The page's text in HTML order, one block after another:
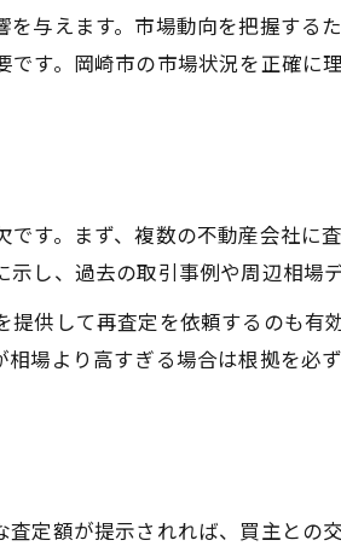
出根拠を具体的に理解する
ば納得する査定価格の全体像
与えます。市場動向を把握する
す。岡崎市の市場状況を正確に
す。まず、複数の不動産会社に
し、過去の取引事例や周辺相場
供して再査定を依頼するのも有
場より高すぎる場合は根拠を必
定額が提示されれば、買主との